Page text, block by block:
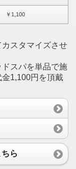
￥1,100
スタマイズさせ
スパを単品で施
1,100円を頂戴
ら